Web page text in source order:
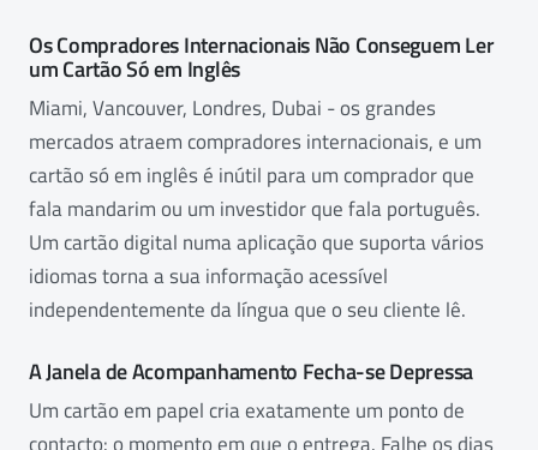
Os Compradores Internacionais Não Conseguem Ler
um Cartão Só em Inglês
Miami, Vancouver, Londres, Dubai - os grandes
mercados atraem compradores internacionais, e um
cartão só em inglês é inútil para um comprador que
fala mandarim ou um investidor que fala português.
Um cartão digital numa aplicação que suporta vários
idiomas torna a sua informação acessível
independentemente da língua que o seu cliente lê.
A Janela de Acompanhamento Fecha-se Depressa
Um cartão em papel cria exatamente um ponto de